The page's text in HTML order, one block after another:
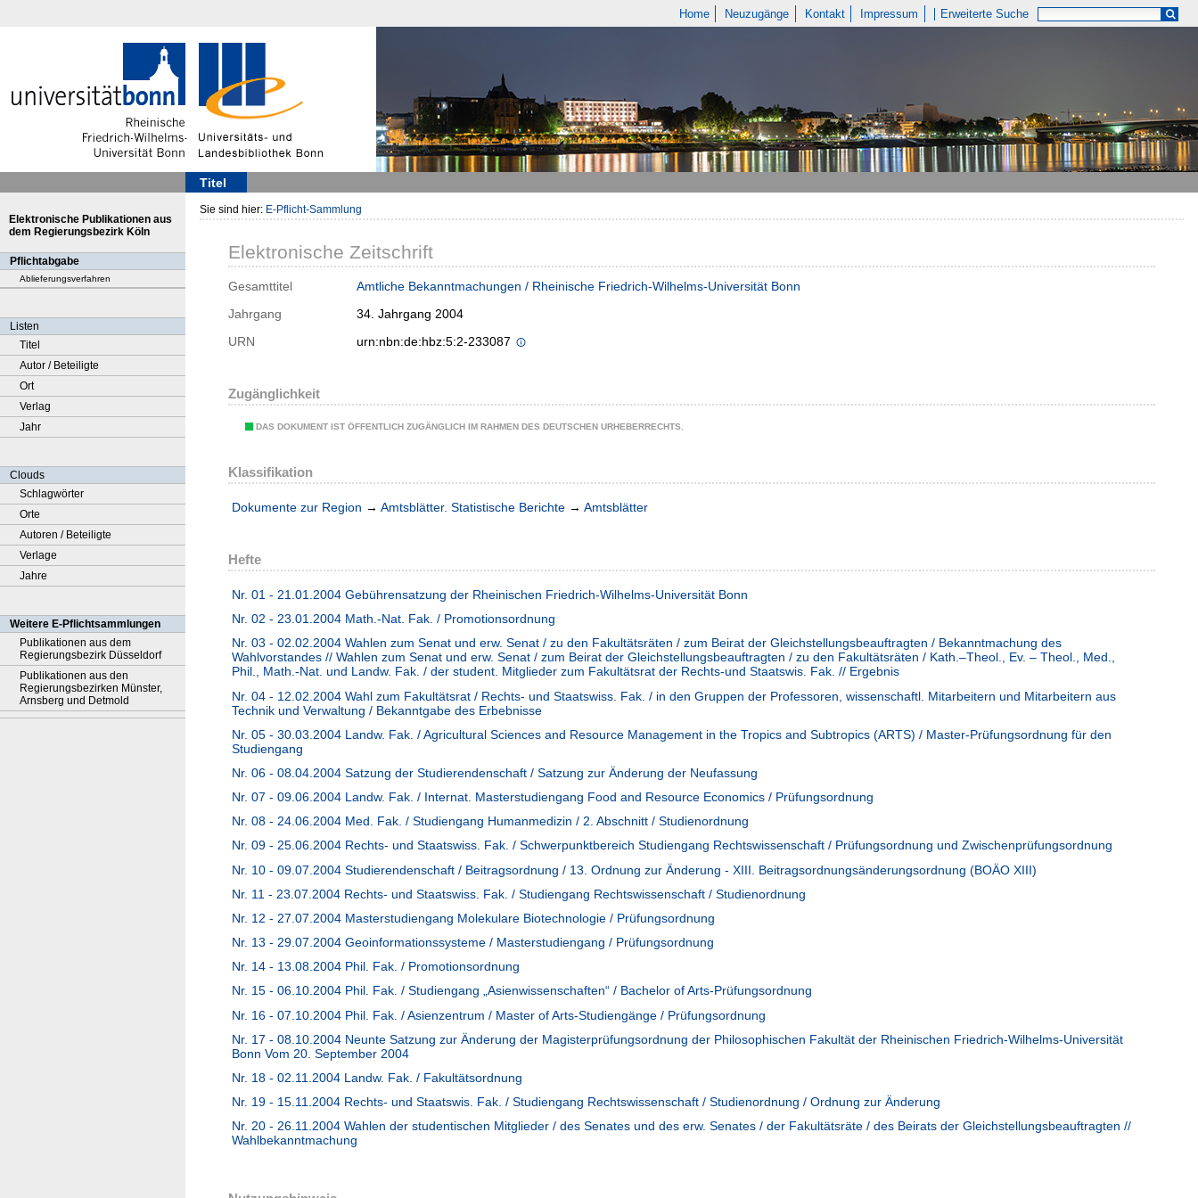
Home Neuzugänge Kontakt Impressum Erweiterte Suche
Titel
Elektronische Publikationen aus
dem Regierungsbezirk Köln
Pflichtabgabe
Ablieferungsverfahren
Listen
Titel
Autor / Beteiligte
Ort
Verlag
Jahr
Clouds
Schlagwörter
Orte
Autoren / Beteiligte
Verlage
Jahre
Weitere E-Pflichtsammlungen
Publikationen aus dem
Regierungsbezirk Düsseldorf
Publikationen aus den
Regierungsbezirken Münster,
Arnsberg und Detmold
Sie sind hier: E-Pflicht-Sammlung
Elektronische Zeitschrift
Gesamttitel
Amtliche Bekanntmachungen / Rheinische Friedrich-Wilhelms-Universität Bonn
Jahrgang
34. Jahrgang 2004
URN
urn:nbn:de:hbz:5:2-233087
Zugänglichkeit
DAS DOKUMENT IST ÖFFENTLICH ZUGÄNGLICH IM RAHMEN DES DEUTSCHEN URHEBERRECHTS.
Klassifikation
Dokumente zur Region → Amtsblätter. Statistische Berichte → Amtsblätter
Hefte
Nr. 01 - 21.01.2004 Gebührensatzung der Rheinischen Friedrich-Wilhelms-Universität Bonn
Nr. 02 - 23.01.2004 Math.-Nat. Fak. / Promotionsordnung
Nr. 03 - 02.02.2004 Wahlen zum Senat und erw. Senat / zu den Fakultätsräten / zum Beirat der Gleichstellungsbeauftragten / Bekanntmachung des
Wahlvorstandes // Wahlen zum Senat und erw. Senat / zum Beirat der Gleichstellungsbeauftragten / zu den Fakultätsräten / Kath.–Theol., Ev. – Theol., Med.,
Phil., Math.-Nat. und Landw. Fak. / der student. Mitglieder zum Fakultätsrat der Rechts-und Staatswis. Fak. // Ergebnis
Nr. 04 - 12.02.2004 Wahl zum Fakultätsrat / Rechts- und Staatswiss. Fak. / in den Gruppen der Professoren, wissenschaftl. Mitarbeitern und Mitarbeitern aus
Technik und Verwaltung / Bekanntgabe des Erbebnisse
Nr. 05 - 30.03.2004 Landw. Fak. / Agricultural Sciences and Resource Management in the Tropics and Subtropics (ARTS) / Master-Prüfungsordnung für den
Studiengang
Nr. 06 - 08.04.2004 Satzung der Studierendenschaft / Satzung zur Änderung der Neufassung
Nr. 07 - 09.06.2004 Landw. Fak. / Internat. Masterstudiengang Food and Resource Economics / Prüfungsordnung
Nr. 08 - 24.06.2004 Med. Fak. / Studiengang Humanmedizin / 2. Abschnitt / Studienordnung
Nr. 09 - 25.06.2004 Rechts- und Staatswiss. Fak. / Schwerpunktbereich Studiengang Rechtswissenschaft / Prüfungsordnung und Zwischenprüfungsordnung
Nr. 10 - 09.07.2004 Studierendenschaft / Beitragsordnung / 13. Ordnung zur Änderung - XIII. Beitragsordnungsänderungsordnung (BOÄO XIII)
Nr. 11 - 23.07.2004 Rechts- und Staatswiss. Fak. / Studiengang Rechtswissenschaft / Studienordnung
Nr. 12 - 27.07.2004 Masterstudiengang Molekulare Biotechnologie / Prüfungsordnung
Nr. 13 - 29.07.2004 Geoinformationssysteme / Masterstudiengang / Prüfungsordnung
Nr. 14 - 13.08.2004 Phil. Fak. / Promotionsordnung
Nr. 15 - 06.10.2004 Phil. Fak. / Studiengang „Asienwissenschaften“ / Bachelor of Arts-Prüfungsordnung
Nr. 16 - 07.10.2004 Phil. Fak. / Asienzentrum / Master of Arts-Studiengänge / Prüfungsordnung
Nr. 17 - 08.10.2004 Neunte Satzung zur Änderung der Magisterprüfungsordnung der Philosophischen Fakultät der Rheinischen Friedrich-Wilhelms-Universität
Bonn Vom 20. September 2004
Nr. 18 - 02.11.2004 Landw. Fak. / Fakultätsordnung
Nr. 19 - 15.11.2004 Rechts- und Staatswis. Fak. / Studiengang Rechtswissenschaft / Studienordnung / Ordnung zur Änderung
Nr. 20 - 26.11.2004 Wahlen der studentischen Mitglieder / des Senates und des erw. Senates / der Fakultätsräte / des Beirats der Gleichstellungsbeauftragten //
Wahlbekanntmachung